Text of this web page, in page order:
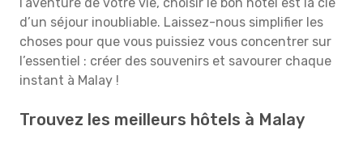
d’un séjour inoubliable. Laissez-nous simplifier les
choses pour que vous puissiez vous concentrer sur
l’essentiel : créer des souvenirs et savourer chaque
instant à Malay !
Trouvez les meilleurs hôtels à Malay